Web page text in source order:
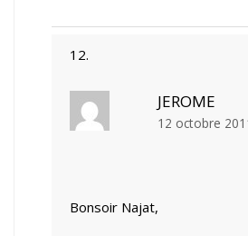
JEROME
12 octobre
Bonsoir Najat,